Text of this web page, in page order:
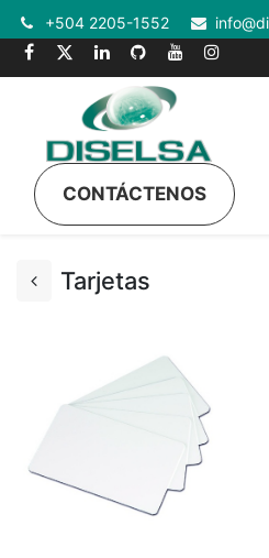
+504 2205-1552
CONTÁCTENOS
Tarjetas